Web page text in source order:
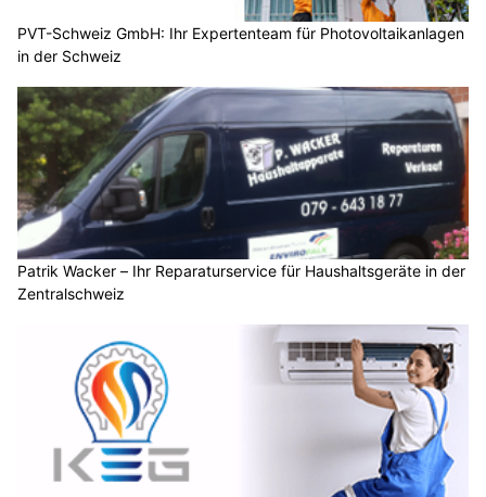
PVT-Schweiz GmbH: Ihr Expertenteam für Photovoltaikanlagen
in der Schweiz
Patrik Wacker – Ihr Reparaturservice für Haushaltsgeräte in der
Zentralschweiz